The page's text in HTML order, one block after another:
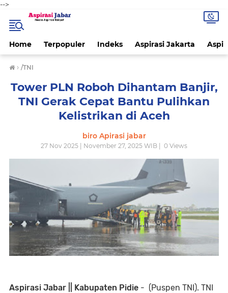
-->
Home Terpopuler Indeks Aspirasi Jakarta
› /TNI
Tower PLN Roboh Dihantam Banjir,
TNI Gerak Cepat Bantu Pulihkan
Kelistrikan di Aceh
biro Apirasi jabar
27 Nov 2025 | November 27, 2025 WIB | 0 Views
Aspirasi Jabar || Kabupaten Pidie - (Puspen TNI). TNI